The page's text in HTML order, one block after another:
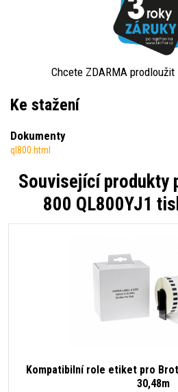
Chcete ZDARMA prodloužit
Ke stažení
Dokumenty
ql800.html
Související produkty
800 QL800YJ1
Kompatibilní role etiket pro
30,48m